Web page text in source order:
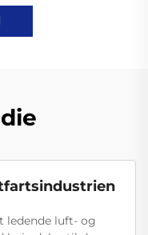
ledende luft- og